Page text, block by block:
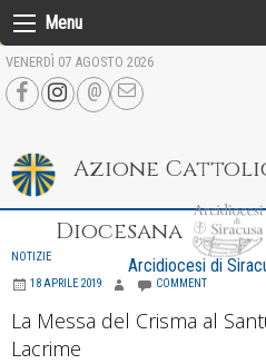
Skip
to
content
Menu
VENERDÌ 07 AGOSTO 2026
Azione
Diocesana
Arcidiocesi di
NOTIZIE
18 APRILE 2019
COMMENT
La Messa del Crisma al
Lacrime